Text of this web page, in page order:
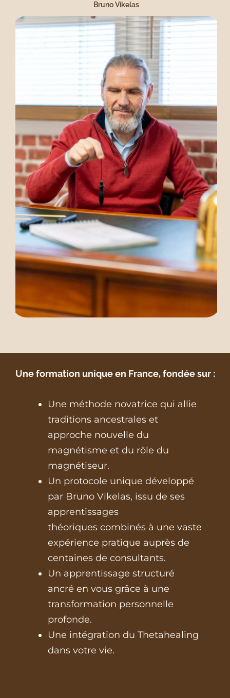
Bruno Vikelas
Une formation unique en France, fondée sur :
Une méthode novatrice qui allie
traditions ancestrales et
approche nouvelle du
magnétisme et du rôle du
magnétiseur.
Un protocole unique développé
par Bruno Vikelas, issu de ses
apprentissages
théoriquescombinés à une vaste
expérience pratique auprès de
centaines de consultants.
Un apprentissage structuré
ancré en vous grâce à une
transformation personnelle
profonde.
Une intégration du Thetahealing
dans votre vie.